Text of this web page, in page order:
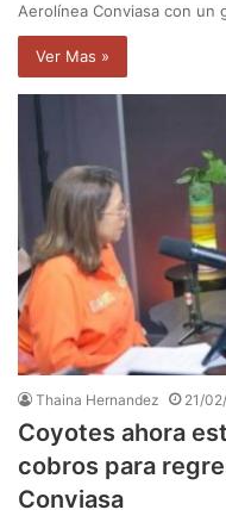
Aerolínea Conviasa con un
Ver Mas »
Thaina Hernandez 21/
Coyotes ahora
cobros para
Conviasa